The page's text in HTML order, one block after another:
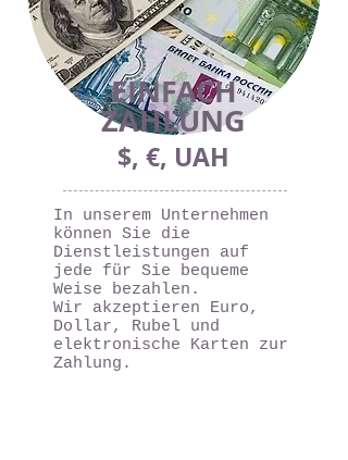
EINFACH
ZAHLUNG
$, €, UAH
In unserem Unternehmen
können Sie die
Dienstleistungen auf
jede für Sie bequeme
Weise bezahlen.
Wir akzeptieren Euro,
Dollar, Rubel und
elektronische Karten zur
Zahlung.